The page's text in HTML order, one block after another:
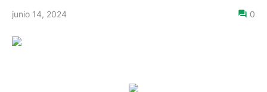
junio 14, 2024 0